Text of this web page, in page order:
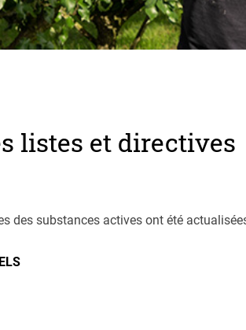
listes et directives
des substances actives ont été